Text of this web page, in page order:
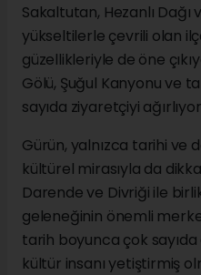
Sakaltutan, Hezanlı Dağı
yükseltilerle çevrili olan
güzellikleriyle de öne
Gölü, Şuğul Kanyonu ve
sayıda ziyaretçiyi
Gürün, yalnızca tarihi ve
kültürel mirasıyla da
Darende ve Divriği ile
geleneğinin önemli
tarih boyunca çok
kültür insanı yetiştirmiş